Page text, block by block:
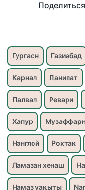
Гургаон Газиабад
Карнал Панипат
Палвал Ревари
Хапур
Нэнглой Рохтак
Ламазан хенаш
Намаз уақыты